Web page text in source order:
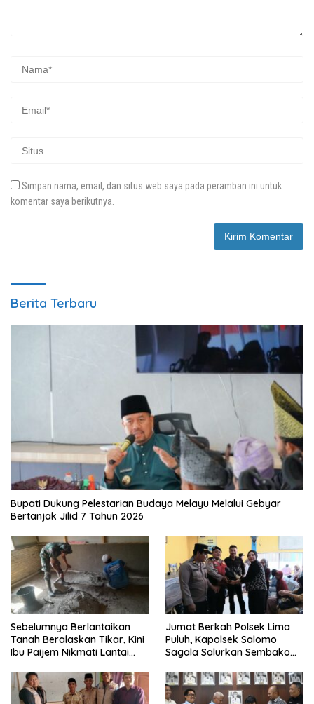
Simpan nama, email, dan situs web saya pada peramban ini untuk
komentar saya berikutnya.
Berita Terbaru
Bupati Dukung Pelestarian Budaya Melayu Melalui Gebyar
Bertanjak Jilid 7 Tahun 2026
Sebelumnya Berlantaikan
Tanah Beralaskan Tikar, Kini
Ibu Paijem Nikmati Lantai
Satgas TMMD Ke-129 Kodim
0208/Asahan
Jumat Berkah Polsek Lima
Puluh, Kapolsek Salomo
Sagala Salurkan Sembako
Gambus